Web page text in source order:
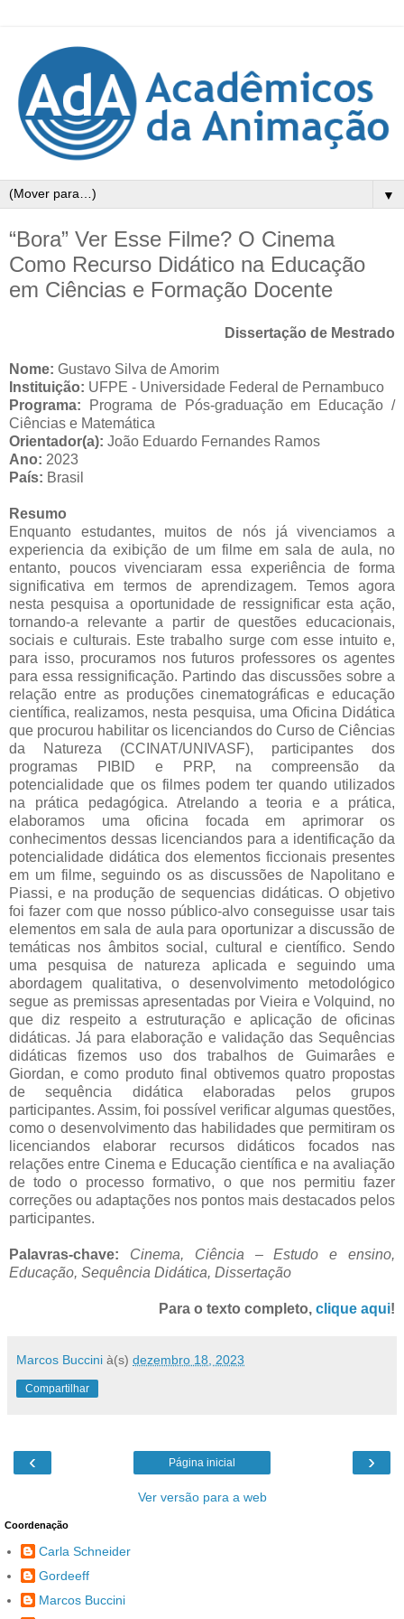
▼
“Bora” Ver Esse Filme? O Cinema
Como Recurso Didático na Educação
em Ciências e Formação Docente
Dissertação de Mestrado
Nome: Gustavo Silva de Amorim
Instituição: UFPE - Universidade Federal de Pernambuco
Programa:
Programa de Pós-graduação em Educação /
Ciências e Matemática
Orientador(a): João Eduardo Fernandes Ramos
Ano: 2023
País: Brasil
Resumo
Enquanto estudantes, muitos de nós já vivenciamos a
experiencia da exibição de um filme em sala de aula, no
entanto, poucos vivenciaram essa experiência de forma
significativa em termos de aprendizagem. Temos agora
nesta pesquisa a oportunidade de ressignificar esta ação,
tornando-a relevante a partir de questões educacionais,
sociais e culturais. Este trabalho surge com esse intuito e,
para isso, procuramos nos futuros professores os agentes
para essa ressignificação. Partindo das discussões sobre a
relação entre as produções cinematográficas e educação
científica, realizamos, nesta pesquisa, uma Oficina Didática
que procurou habilitar os licenciandos do Curso de Ciências
da Natureza (CCINAT/UNIVASF), participantes dos
programas PIBID e PRP, na compreensão da
potencialidade que os filmes podem ter quando utilizados
na prática pedagógica. Atrelando a teoria e a prática,
elaboramos uma oficina focada em aprimorar os
conhecimentos dessas licenciandos para a identificação da
potencialidade didática dos elementos ficcionais presentes
em um filme, seguindo os as discussões de Napolitano e
Piassi, e na produção de sequencias didáticas. O objetivo
foi fazer com que nosso público-alvo conseguisse usar tais
elementos em sala de aula para oportunizar a discussão de
temáticas nos âmbitos social, cultural e científico. Sendo
uma pesquisa de natureza aplicada e seguindo uma
abordagem qualitativa, o desenvolvimento metodológico
segue as premissas apresentadas por Vieira e Volquind, no
que diz respeito a estruturação e aplicação de oficinas
didáticas. Já para elaboração e validação das Sequências
didáticas fizemos uso dos trabalhos de Guimarâes e
Giordan, e como produto final obtivemos quatro propostas
de sequência didática elaboradas pelos grupos
participantes. Assim, foi possível verificar algumas questões,
como o desenvolvimento das habilidades que permitiram os
licenciandos elaborar recursos didáticos focados nas
relações entre Cinema e Educação científica e na avaliação
de todo o processo formativo, o que nos permitiu fazer
correções ou adaptações nos pontos mais destacados pelos
participantes.
Palavras-chave: Cinema, Ciência – Estudo e ensino,
Educação, Sequência Didática, Dissertação
Para o texto completo, clique aqui!
Marcos Buccini à(s) dezembro 18, 2023
Compartilhar
‹ ›
Página inicial
Ver versão para a web
Coordenação
Carla Schneider
Gordeeff
Marcos Buccini